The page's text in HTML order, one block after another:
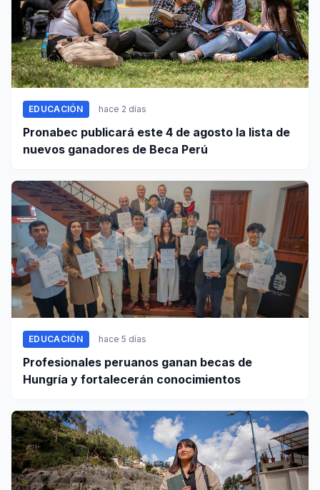
EDUCACIÓN hace 2 días
Pronabec publicará este 4 de agosto la lista de
nuevos ganadores de Beca Perú
EDUCACIÓN hace 5 días
Profesionales peruanos ganan becas de
Hungría y fortalecerán conocimientos